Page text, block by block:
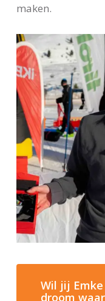
maken.
Wil jij
droom